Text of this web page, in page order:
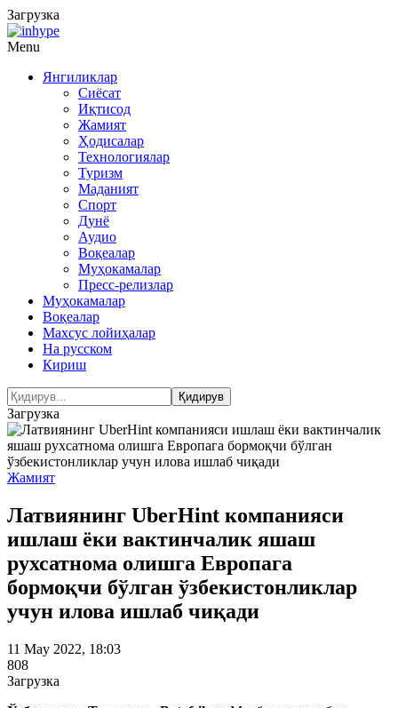
Загрузка
Menu
Янгиликлар
Сиёсат
Иқтисод
Жамият
Ҳодисалар
Технологиялар
Туризм
Маданият
Спорт
Дунё
Аудио
Воқеалар
Муҳокамалар
Пресс-релизлар
Муҳокамалар
Воқеалар
Махсус лойиҳалар
На русском
Кириш
Загрузка
Жамият
Латвиянинг UberHint компанияси
ишлаш ёки вактинчалик яшаш
рухсатнома олишга Европага
бормоқчи бўлган ўзбекистонликлар
учун илова ишлаб чиқади
11 May 2022, 18:03
808
Загрузка